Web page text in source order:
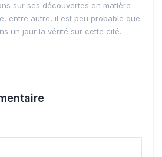
sur ses découvertes en matière
entre autre, il est peu probable que
un jour la vérité sur cette cité.